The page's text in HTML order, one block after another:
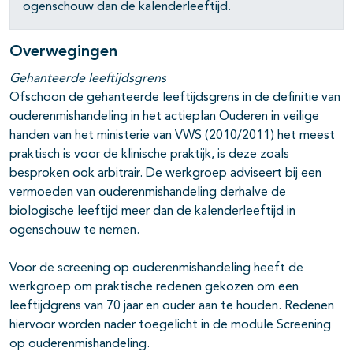
ogenschouw dan de kalenderleeftijd.
Overwegingen
Gehanteerde leeftijdsgrens
Ofschoon de gehanteerde leeftijdsgrens in de definitie van
ouderenmishandeling in het actieplan Ouderen in veilige
handen van het ministerie van VWS (2010/2011) het meest
praktisch is voor de klinische praktijk, is deze zoals
besproken ook arbitrair. De werkgroep adviseert bij een
vermoeden van ouderenmishandeling derhalve de
biologische leeftijd meer dan de kalenderleeftijd in
ogenschouw te nemen.
Voor de screening op ouderenmishandeling heeft de
werkgroep om praktische redenen gekozen om een
leeftijdgrens van 70 jaar en ouder aan te houden. Redenen
hiervoor worden nader toegelicht in de module Screening
op ouderenmishandeling.